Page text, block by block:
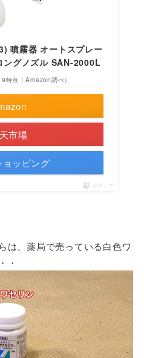
噴霧器 オートスプレー
ングノズル SAN-2000L
時点 | Amazon調べ）
市場
ョッピング
ポチップ
は、薬局で売っている白色ワ
・